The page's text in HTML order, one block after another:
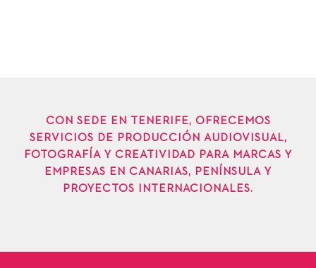
CON SEDE EN TENERIFE, OFRECEMOS
SERVICIOS DE PRODUCCIÓN AUDIOVISUAL,
FOTOGRAFÍA Y CREATIVIDAD PARA MARCAS Y
EMPRESAS EN CANARIAS, PENÍNSULA Y
PROYECTOS INTERNACIONALES.